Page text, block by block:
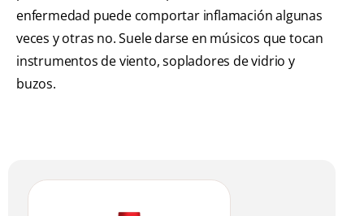
enfermedad puede comportar inflamación algunas
veces y otras no. Suele darse en músicos que tocan
instrumentos de viento, sopladores de vidrio y
buzos.